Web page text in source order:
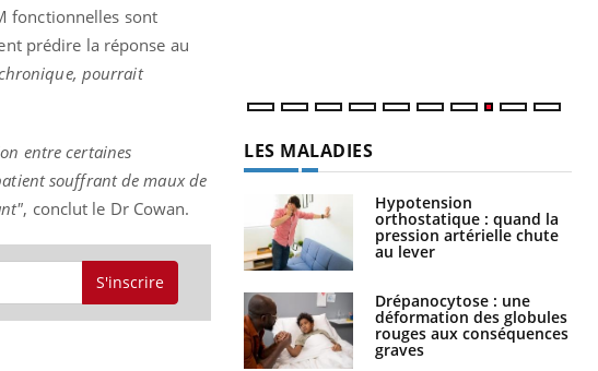
fonctionnelles sont
prédire la réponse au
pourrait
entre certaines
souffrant de maux de
, conclut le Dr Cowan.
S'inscrire
LES MALADIES
Hypotension
orthostatique : quand la
pression artérielle chute
au lever
Drépanocytose : une
déformation des globules
rouges aux conséquences
graves